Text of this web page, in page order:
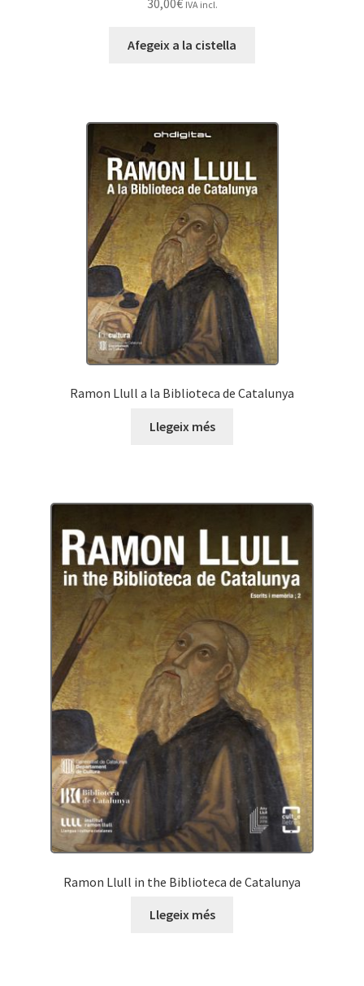
30,00€ IVA incl.
Afegeix a la cistella
Ramon Llull a la Biblioteca de Catalunya
Llegeix més
Ramon Llull in the Biblioteca de Catalunya
Llegeix més